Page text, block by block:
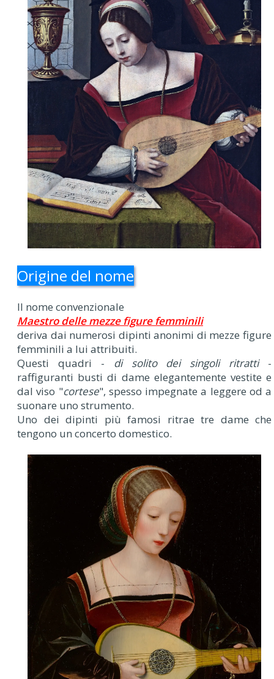
Origine del nome
Il nome convenzionale
Maestro delle mezze figure femminili
deriva dai numerosi dipinti anonimi di mezze figure
femminili a lui attribuiti.
Questi quadri - di solito dei singoli ritratti-
raffiguranti busti di dame elegantemente vestite e
dal viso "cortese", spesso impegnate a leggere od a
suonare uno strumento.
Uno dei dipinti più famosi ritrae tre dame che
tengono un concerto domestico.